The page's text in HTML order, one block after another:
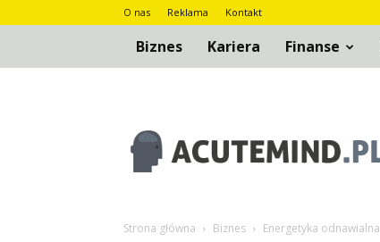
O nas Reklama Kontakt
Biznes Kariera Finanse
Strona główna Biznes Energetyka odnawialna